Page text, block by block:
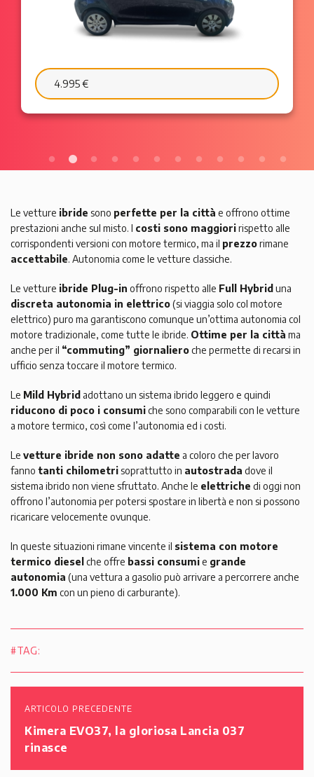
6.595 €
Le vetture ibride sono perfette per la città e offrono ottime
prestazioni anche sul misto. I costi sono maggioririspetto alle
corrispondenti versioni con motore termico, ma il prezzorimane
accettabile. Autonomia come le vetture classiche.
Le vetture ibride Plug-in offrono rispetto alle Full Hybrid una
discreta autonomia in elettrico(si viaggia solo col motore
elettrico) puro ma garantiscono comunque un’ottima autonomia col
motore tradizionale, come tutte le ibride. Ottime per la città ma
anche per il “commuting” giornalieroche permette di recarsi in
ufficio senza toccare il motore termico.
Le Mild Hybrid adottano un sistema ibrido leggero e quindi
riducono di poco i consumiche sono comparabili con le vetture
a motore termico, così come l’autonomia ed i costi.
Le vetture ibride non sono adatte a coloro che per lavoro
fanno tanti chilometrisoprattutto in autostrada dove il
sistema ibrido non viene sfruttato. Anche le elettriche di oggi non
offrono l’autonomia per potersi spostare in libertà e non si possono
ricaricare velocemente ovunque.
In queste situazioni rimane vincente il sistema con motore
termico diesel che offre bassi consumie grande
autonomia (una vettura a gasolio può arrivare a percorrere anche
1.000 Km con un pieno di carburante).
#TAG:
ARTICOLO PRECEDENTE
Kimera EVO37, la gloriosa Lancia 037
rinasce